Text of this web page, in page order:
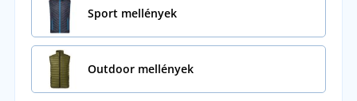
Sport mellények
Outdoor mellények